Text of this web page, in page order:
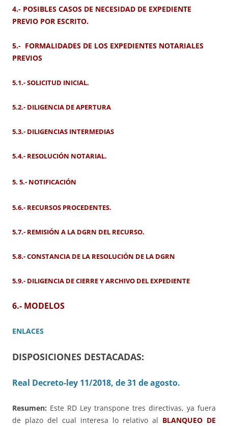
4.- POSIBLES CASOS DE NECESIDAD DE EXPEDIENTE
PREVIO POR ESCRITO.
5.- FORMALIDADES DE LOS EXPEDIENTES NOTARIALES
PREVIOS
5.1.- SOLICITUD INICIAL.
5.2.- DILIGENCIA DE APERTURA
5.3.- DILIGENCIAS INTERMEDIAS
5.4.- RESOLUCIÓN NOTARIAL.
5. 5.- NOTIFICACIÓN
5.6.- RECURSOS PROCEDENTES.
5.7.- REMISIÓN A LA DGRN DEL RECURSO.
5.8.- CONSTANCIA DE LA RESOLUCIÓN DE LA DGRN
5.9.- DILIGENCIA DE CIERRE Y ARCHIVO DEL EXPEDIENTE
6.- MODELOS
ENLACES
DISPOSICIONES DESTACADAS:
Real Decreto-ley 11/2018, de 31 de agosto.
Resumen: Este RD Ley transpone tres directivas, ya fuera
de plazo del cual interesa lo relativo al BLANQUEO DE